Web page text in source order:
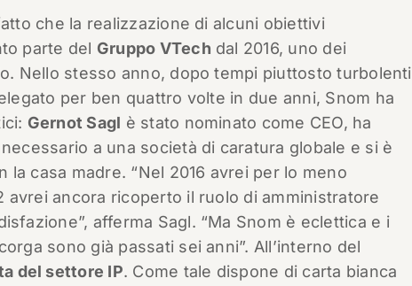
che la realizzazione di alcuni obiettivi
parte del Gruppo VTech dal 2016, uno dei
Nello stesso anno, dopo tempi piuttosto turbolenti
per ben quattro volte in due anni, Snom ha
Gernot Sagl è stato nominato come CEO, ha
a una società di caratura globale e si è
casa madre. “Nel 2016 avrei per lo meno
ancora ricoperto il ruolo di amministratore
afferma Sagl. “Ma Snom è eclettica e i
sono già passati sei anni”. All’interno del
del settore IP. Come tale dispone di carta bianca